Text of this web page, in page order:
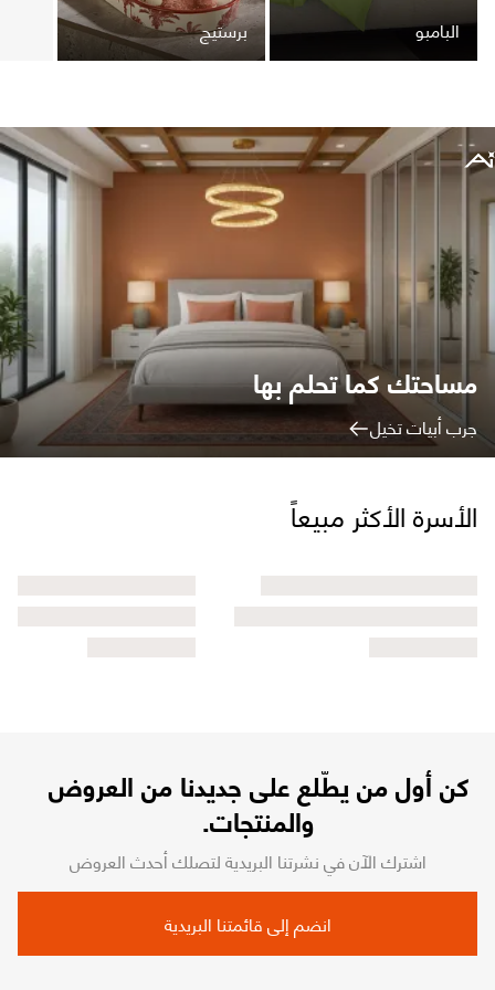
البامبو برستيج
مساحتك كما تحلم بها
جرب أبيات تخيل
الأسرة الأكثر مبيعاً
كن أول من يطّلع على جديدنا من العروض
والمنتجات.
اشترك الآن في نشرتنا البريدية لتصلك أحدث العروض
انضم إلى قائمتنا البريدية
تابع طلبك
تواصل معنا
اتصل بنا على ٨٠٠١٢١٥٥٥٥ (٩٦٦+)
الاسترجاع والاستبدال
الشروط والأحكام
شهادة تسجيل في ضريبة القيمة المضافة
بيانات السجل التجاري
من نحن